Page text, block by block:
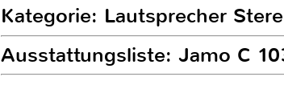
Kategorie: Lautsprecher
Ausstattungsliste: Jamo C